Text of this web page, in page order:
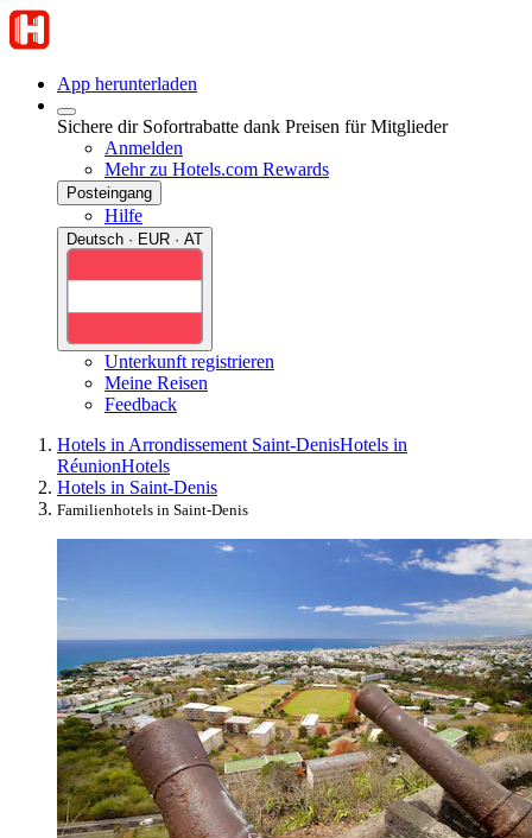
App herunterladen
Sichere dir Sofortrabatte dank Preisen für Mitglieder
Anmelden
Mehr zu Hotels.com Rewards
Posteingang
Hilfe
Deutsch · EUR · AT
Unterkunft registrieren
Meine Reisen
Feedback
Hotels in Arrondissement Saint-DenisHotels in
RéunionHotels
Hotels in Saint-Denis
Familienhotels in Saint-Denis